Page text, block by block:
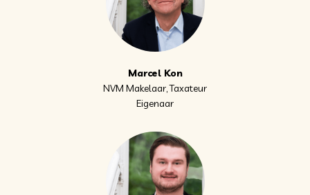
Marcel Kon
NVM Makelaar, Taxateur
Eigenaar